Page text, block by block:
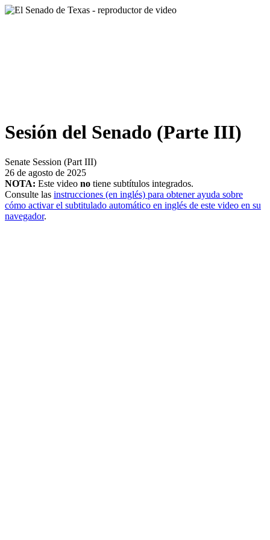
Sesión del Senado (Parte III)
Senate Session (Part III)
26 de agosto de 2025
NOTA: Este video no tiene subtítulos integrados.
Consulte las instrucciones (en inglés) para obtener ayuda sobre
cómo activar el subtitulado automático en inglés de este video en su
navegador.